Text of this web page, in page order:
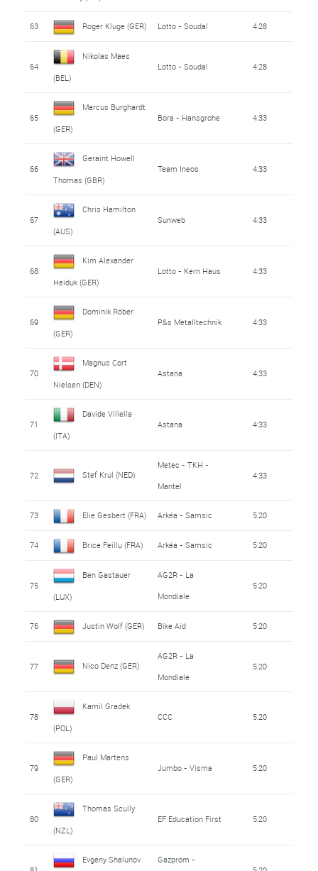
63 Roger Kluge (GER) Lotto - Soudal 4:28
64
Nikolas Maes
(BEL)
Lotto - Soudal 4:28
65
Marcus Burghardt
(GER)
Bora - Hansgrohe 4:33
66
Geraint Howell
Thomas (GBR)
Team Ineos 4:33
67
Chris Hamilton
(AUS)
Sunweb 4:33
68
Kim Alexander
Heiduk (GER)
Lotto - Kern Haus 4:33
69
Dominik Röber
(GER)
P&s Metalltechnik 4:33
70
Magnus Cort
Nielsen (DEN)
Astana 4:33
71
Davide Villella
(ITA)
Astana 4:33
72 Stef Krul (NED)
Metec - TKH -
Mantel
4:33
73 Elie Gesbert (FRA) Arkéa - Samsic 5:20
74 Brice Feillu (FRA) Arkéa - Samsic 5:20
75
Ben Gastauer
(LUX)
AG2R - La
Mondiale
5:20
76 Justin Wolf (GER) Bike Aid 5:20
77 Nico Denz (GER)
AG2R - La
Mondiale
5:20
78
Kamil Gradek
(POL)
CCC 5:20
79
Paul Martens
(GER)
Jumbo - Visma 5:20
80
Thomas Scully
(NZL)
EF Education First 5:20
Evgeny Shalunov
Gazprom -